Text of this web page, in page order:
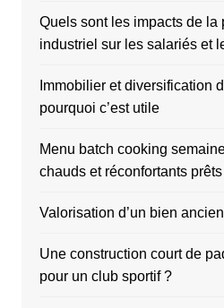
Quels sont les impacts de la
industriel sur les salariés et
Immobilier et diversification
pourquoi c’est utile
Menu batch cooking
chauds et réconfortants
Valorisation d’un bien
Une construction court de
pour un club sportif ?